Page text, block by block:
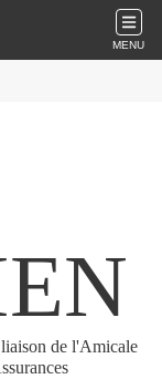
MENU
de l'Amicale